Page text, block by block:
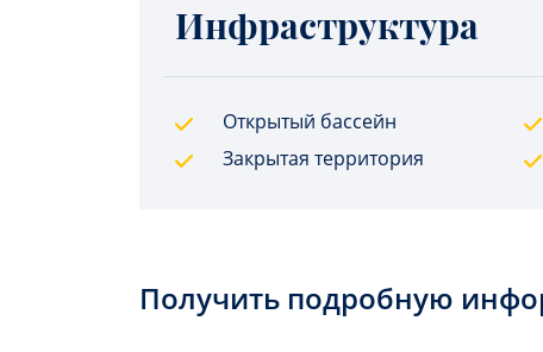
Инфраструктура
Открытый бассейн
Закрытая территория
Получить подробную